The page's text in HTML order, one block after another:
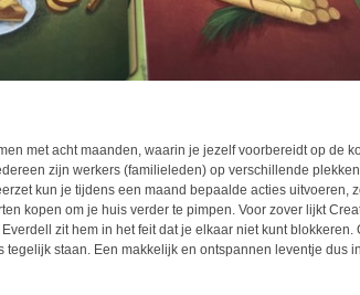
met acht maanden, waarin je jezelf voorbereidt op de
zijn werkers (familieleden) op verschillende
kun je tijdens een maand bepaalde acties uitvoeren,
kopen om je huis verder te pimpen. Voor zover lijkt
zit hem in het feit dat je elkaar niet kunt blokkeren.
staan. Een makkelijk en ontspannen leventje dus